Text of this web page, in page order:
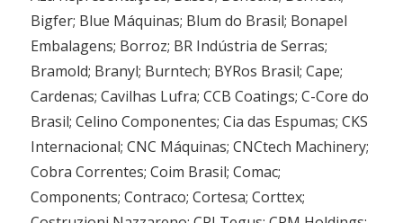
Bigfer; Blue Máquinas; Blum do Brasil; Bonapel
Embalagens; Borroz; BR Indústria de Serras;
Bramold; Branyl; Burntech; BYRos Brasil; Cape;
Cardenas; Cavilhas Lufra; CCB Coatings; C-Core do
Brasil; Celino Componentes; Cia das Espumas; CKS
Internacional; CNC Máquinas; CNCtech Machinery;
Cobra Correntes; Coim Brasil; Comac;
Components; Contraco; Cortesa; Corttex;